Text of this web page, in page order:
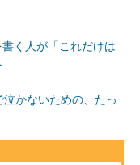
く人が「これだけは
かないための、たっ